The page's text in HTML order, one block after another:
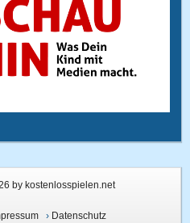
by kostenlosspielen.net
› Datenschutz